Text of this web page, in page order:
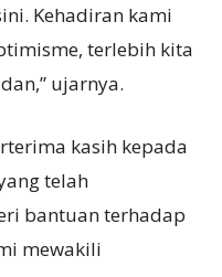
Kehadiran kami
terlebih kita
ujarnya.
kasih kepada
telah
bantuan terhadap
mewakili